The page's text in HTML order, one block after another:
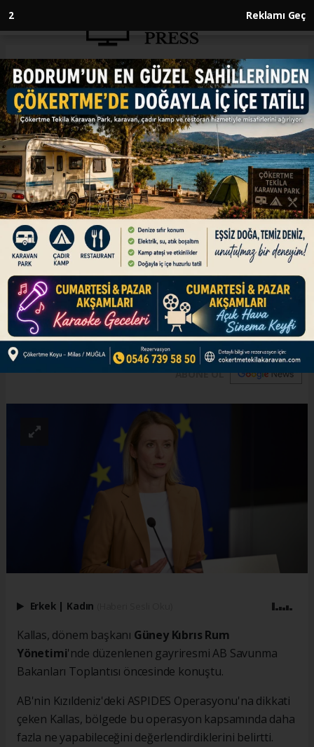
1 Reklamı Geç
Anasayfa DÜNYA
AB: Orta Doğu'da ihtiyaç olan
gerginliğin tırmanması değil
müzakere masasına oturulması
DÜNYA
08.06.2026 - 10:45, Güncelleme: 08.06.2026 - 10:45
Avrupa Birliği (AB) Dış İlişkiler ve Güvenlik
Politikası Yüksek Temsilcisi Kaja Kallas, Orta
Doğu'da gerilimin yeniden tırmandığını,
bölgenin tırmanmaya değil tarafların müzakere
masasına oturup anlaşmaya varmasına
ihtiyacının olduğunu söyledi.
ABONE OL
Erkek | Kadın
Kallas, dönem başkanı Güney Kıbrıs Rum
Yönetimi'nde düzenlenen gayriresmi AB Savunma
Bakanları Toplantısı öncesinde konuştu.
AB'nin Kızıldeniz'deki ASPIDES Operasyonu'na dikkati
çeken Kallas, bölgede bu operasyon kapsamında daha
fazla ne yapabileceğini değerlendirdiklerini belirtti.